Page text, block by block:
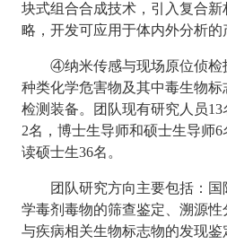
块式组合合成技术，引入复合
略，开发可应用于体内外分析的
④纳米传感与现场原位侦检
种类化学危害物及其中毒生物
检测装备。团队现有研究人员
2名，博士生导师和硕士生导师
读硕士生36名。
团队研究方向主要包括：
学毒剂毒物的筛查鉴定、溯源
与疾病相关生物标志物的发现